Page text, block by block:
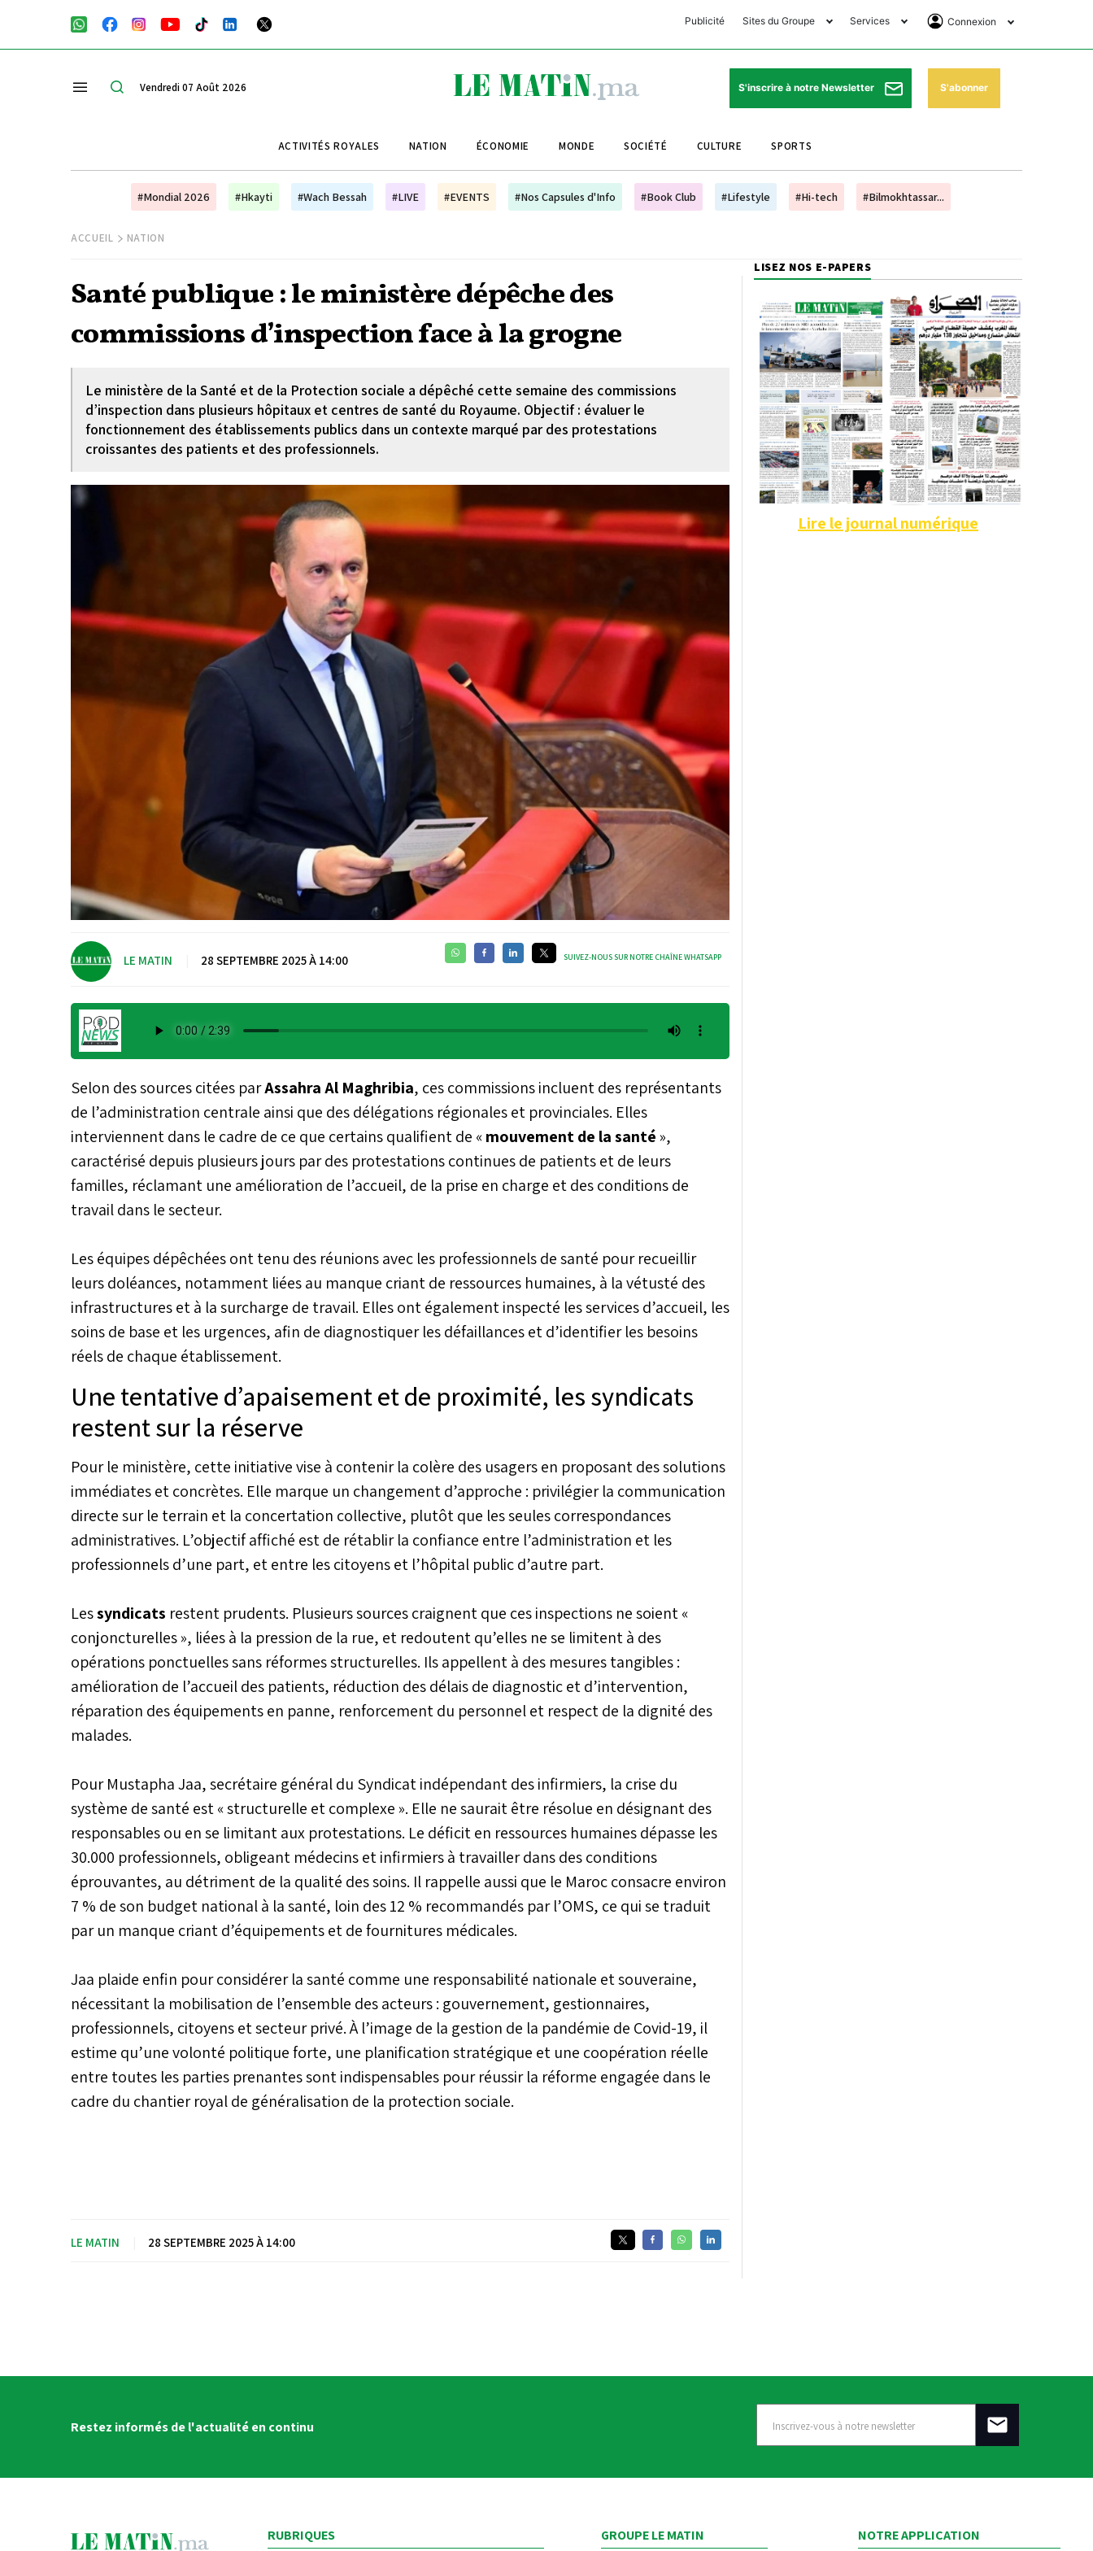
Publicité Sites du Groupe
Club Avantages
Le Matin Sports
Le Matin Store
Le Matin Annonces
Morocco Today Forum
Bookclub
Services
Horaires de prières
Pharmacies de garde
Programme TV
Cinéma
Connexion
Se Connecter
Abonnement
Vendredi 07 Août 2026 S'inscrire à notre Newsletter S'abonner
ACTIVITÉS ROYALES NATION ÉCONOMIE MONDE SOCIÉTÉ CULTURE SPORTS
#Mondial 2026 #Hkayti #Wach Bessah #LIVE #EVENTS #Nos Capsules d'Info #Book Club #Lifestyle #Hi-tech #Bilmokhtassar...
ACCUEIL NATION
Santé publique : le ministère dépêche des
commissions d’inspection face à la grogne
Le ministère de la Santé et de la Protection sociale a dépêché cette semaine des commissions
d’inspection dans plusieurs hôpitaux et centres de santé du Royaume. Objectif : évaluer le
fonctionnement des établissements publics dans un contexte marqué par des protestations
croissantes des patients et des professionnels.
LE MATIN 28 SEPTEMBRE 2025 À 14:00 SUIVEZ-NOUS SUR NOTRE CHAÎNE WHATSAPP
Selon des sources citées parAssahra Al Maghribia, ces commissions incluent des représentants
de l’administration centrale ainsi que des délégations régionales et provinciales. Elles
interviennent dans le cadre de ce que certains qualifient de «mouvement de la santé»,
caractérisé depuis plusieurs jours par des protestations continues de patients et de leurs
familles, réclamant une amélioration de l’accueil, de la prise en charge et des conditions de
travail dans le secteur.
Les équipes dépêchées ont tenu des réunions avec les professionnels de santé pour recueillir
leurs doléances, notamment liées au manque criant de ressources humaines, à la vétusté des
infrastructures et à la surcharge de travail. Elles ont également inspecté les services d’accueil, les
soins de base et les urgences, afin de diagnostiquer les défaillances et d’identifier les besoins
réels de chaque établissement.
Une tentative d’apaisement et de proximité, les syndicats
restent sur la réserve
Pour le ministère, cette initiative vise à contenir la colère des usagers en proposant des solutions
immédiates et concrètes. Elle marque un changement d’approche : privilégier la communication
directe sur le terrain et la concertation collective, plutôt que les seules correspondances
administratives. L’objectif affiché est de rétablir la confiance entre l’administration et les
professionnels d’une part, et entre les citoyens et l’hôpital public d’autre part.
Lessyndicats restent prudents. Plusieurs sources craignent que ces inspections ne soient «
conjoncturelles », liées à la pression de la rue, et redoutent qu’elles ne se limitent à des
opérations ponctuelles sans réformes structurelles. Ils appellent à des mesures tangibles :
amélioration de l’accueil des patients, réduction des délais de diagnostic et d’intervention,
réparation des équipements en panne, renforcement du personnel et respect de la dignité des
malades.
Pour Mustapha Jaa, secrétaire général du Syndicat indépendant des infirmiers, la crise du
système de santé est « structurelle et complexe ». Elle ne saurait être résolue en désignant des
responsables ou en se limitant aux protestations. Le déficit en ressources humaines dépasse les
30.000 professionnels, obligeant médecins et infirmiers à travailler dans des conditions
éprouvantes, au détriment de la qualité des soins. Il rappelle aussi que le Maroc consacre environ
7 % de son budget national à la santé, loin des 12 % recommandés par l’OMS, ce qui se traduit
par un manque criant d’équipements et de fournitures médicales.
Jaa plaide enfin pour considérer la santé comme une responsabilité nationale et souveraine,
nécessitant la mobilisation de l’ensemble des acteurs : gouvernement, gestionnaires,
professionnels, citoyens et secteur privé. À l’image de la gestion de la pandémie de Covid-19, il
estime qu’une volonté politique forte, une planification stratégique et une coopération réelle
entre toutes les parties prenantes sont indispensables pour réussir la réforme engagée dans le
cadre du chantier royal de généralisation de la protection sociale.
LE MATIN 28 SEPTEMBRE 2025 À 14:00
LISEZ NOS E-PAPERS
Lire le journal numérique
Restez informés de l'actualité en continu
RUBRIQUES GROUPE LE MATIN NOTRE APPLICATION